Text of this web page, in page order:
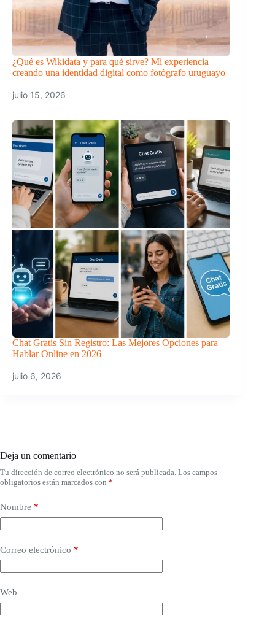
¿Qué es Wikidata y para qué sirve? Mi experiencia
creando una identidad digital como fotógrafo uruguayo
julio 15, 2026
Chat Gratis Sin Registro: Las Mejores Opciones para
Hablar Online en 2026
julio 6, 2026
Deja un comentario
Tu dirección de correo electrónico no será publicada. Los campos
obligatorios están marcados con *
Nombre *
Correo electrónico *
Web